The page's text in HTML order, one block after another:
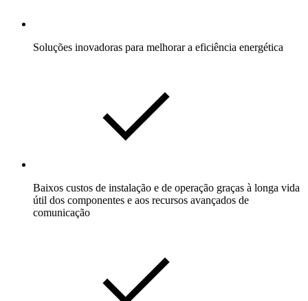
Soluções inovadoras para melhorar a eficiência energética
Baixos custos de instalação e de operação graças à longa vida
útil dos componentes e aos recursos avançados de
comunicação